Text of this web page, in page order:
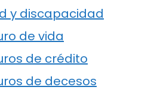
y discapacidad
de vida
de crédito
de decesos